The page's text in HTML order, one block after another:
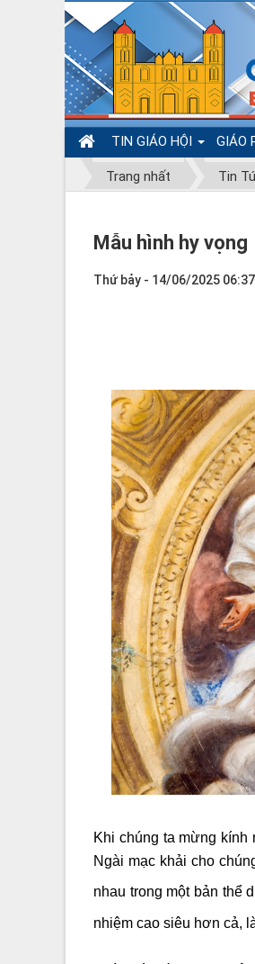
TIN GIÁO HỘI GIÁO
Trang nhất Tin
Mẫu hình hy vọng
Thứ bảy - 14/06/2025 06:37
Khi chúng ta mừng kính
Ngài mạc khải cho
nhau trong một bản thể
nhiệm cao siêu hơn cả,